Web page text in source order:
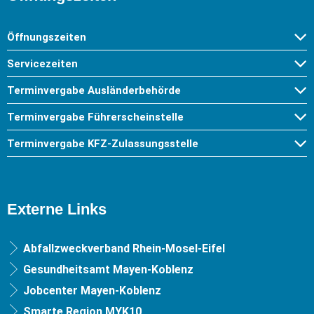
Öffnungszeiten
Servicezeiten
Terminvergabe Ausländerbehörde
Terminvergabe Führerscheinstelle
Terminvergabe KFZ-Zulassungsstelle
Externe Links
Abfallzweckverband Rhein-Mosel-Eifel
Gesundheitsamt Mayen-Koblenz
Jobcenter Mayen-Koblenz